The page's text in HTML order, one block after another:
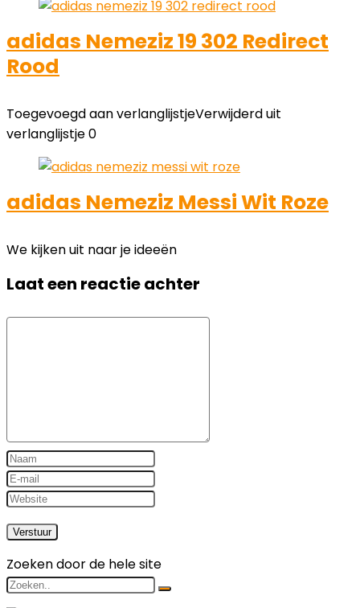
adidas Nemeziz 19 302 Redirect
Rood
Toegevoegd aan verlanglijstjeVerwijderd uit
verlanglijstje0
adidas Nemeziz Messi Wit Roze
We kijken uit naar je ideeën
Laat een reactie achter
Zoeken door de hele site